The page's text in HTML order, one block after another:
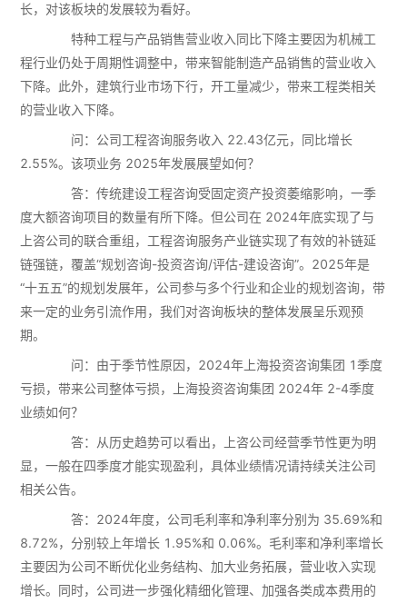
长，对该板块的发展较为看好。
特种工程与产品销售营业收入同比下降主要因为机械工
程行业仍处于周期性调整中，带来智能制造产品销售的营业收入
下降。此外，建筑行业市场下行，开工量减少，带来工程类相关
的营业收入下降。
问：公司工程咨询服务收入 22.43亿元，同比增长
2.55%。该项业务 2025年发展展望如何？
答：传统建设工程咨询受固定资产投资萎缩影响，一季
度大额咨询项目的数量有所下降。但公司在 2024年底实现了与
上咨公司的联合重组，工程咨询服务产业链实现了有效的补链延
链强链，覆盖“规划咨询-投资咨询/评估-建设咨询”。2025年是
“十五五”的规划发展年，公司参与多个行业和企业的规划咨询，带
来一定的业务引流作用，我们对咨询板块的整体发展呈乐观预
期。
问：由于季节性原因，2024年上海投资咨询集团 1季度
亏损，带来公司整体亏损，上海投资咨询集团 2024年 2-4季度
业绩如何？
答：从历史趋势可以看出，上咨公司经营季节性更为明
显，一般在四季度才能实现盈利，具体业绩情况请持续关注公司
相关公告。
答：2024年度，公司毛利率和净利率分别为 35.69%和
8.72%，分别较上年增长 1.95%和 0.06%。毛利率和净利率增长
主要因为公司不断优化业务结构、加大业务拓展，营业收入实现
增长。同时，公司进一步强化精细化管理、加强各类成本费用的